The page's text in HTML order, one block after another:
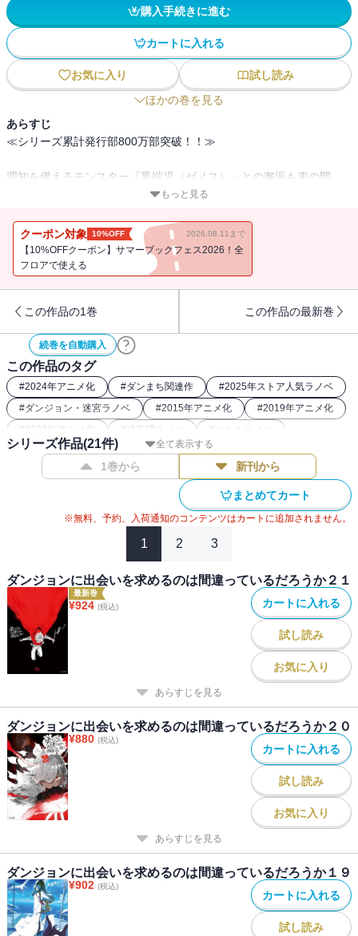
購入手続きに進む
カートに入れる
お気に入り
試し読み
ほかの巻を見る
あらすじ
≪シリーズ累計発行部800万部突破！！≫
理知を備えるモンスター『異端児（ゼノス）』との邂逅も束の間、
ベルはウィーネと引き離されてしまう。
としていた。そして、
「武装したモンスターの大移動を確認！ ギルドは討伐任務を発令
引き鉄となったのは暴悪な狩猟者（ハンター）達、代償は都市の全
派閥を巻き込む動乱。
激動のオラリオで少年は決断を迫られる。
憧憬と怪物、現実と理想、英雄と罪人。
人類とモンスターの狭間で、ベルは──
「君は、本当に愚かだな……」
これは少年が歩み、女神が記す、
──【眷族の物語（ファミリア・ミィス）】──
※電子版は紙書籍版と一部異なる場合がありますので、あらかじめ
もっと見る
クーポン対象 10%OFF 2026.08.11まで
【10%OFFクーポン】サマーブックフェス2026！全
フロアで使える
この作品の1巻 この作品の最新巻
続巻を自動購入
この作品のタグ
#2024年アニメ化 #ダンまち関連作 #2025年ストア人気ラノベ
#ダンジョン・迷宮ラノベ #2015年アニメ化 #2019年アニメ化
#2023年アニメ化 # 成長譚ラノベ # バトルラノベ
#2022年アニメ化 #2020年アニメ化
全て表示する
シリーズ作品(21件)
1巻から 新刊から
まとめてカート
※無料、予約、入荷通知のコンテンツはカートに追加されません。
1 2 3
ダンジョンに出会いを求めるのは間違っているだろうか２１
最新巻
¥924 (税込) カートに入れる
試し読み
お気に入り
あらすじを見る
ダンジョンに出会いを求めるのは間違っているだろうか２０
¥880 (税込)
カートに入れる
試し読み
お気に入り
あらすじを見る
ダンジョンに出会いを求めるのは間違っているだろうか１９
¥902 (税込)
カートに入れる
試し読み